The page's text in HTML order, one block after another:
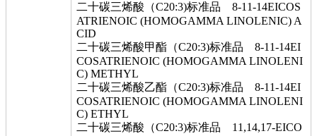
二十碳三烯酸（C20:3)标准品 8-11-14EICOS
ATRIENOIC (HOMOGAMMA LINOLENIC) A
CID
二十碳三烯酸甲酯（C20:3)标准品 8-11-14EI
COSATRIENOIC (HOMOGAMMA LINOLENI
C) METHYL
二十碳三烯酸乙酯（C20:3)标准品 8-11-14EI
COSATRIENOIC (HOMOGAMMA LINOLENI
C) ETHYL
二十碳三烯酸（C20:3)标准品 11,14,17-EICO